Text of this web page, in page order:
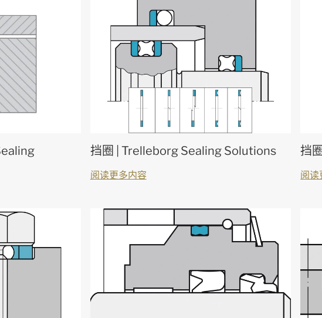
挡圈 | Trelleborg Sealing Solutions
阅读更多内容
挡
阅读